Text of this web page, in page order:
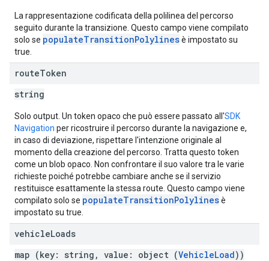
La rappresentazione codificata della polilinea del percorso
seguito durante la transizione. Questo campo viene compilato
solo se populateTransitionPolylinesè impostato su
true.
routeToken
string
Solo output. Un token opaco che può essere passato all'SDK
Navigation per ricostruire il percorso durante la navigazione e,
in caso di deviazione, rispettare l'intenzione originale al
momento della creazione del percorso. Tratta questo token
come un blob opaco. Non confrontare il suo valore tra le varie
richieste poiché potrebbe cambiare anche se il servizio
restituisce esattamente la stessa route. Questo campo viene
compilato solo se populateTransitionPolylinesè
impostato su true.
vehicleLoads
map (key: string, value: object (VehicleLoad))